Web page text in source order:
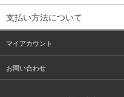
支払い方法について
マイアカウント
お問い合わせ